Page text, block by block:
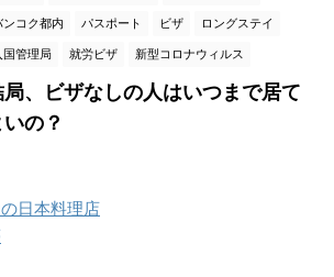
ンコク都内 パスポート ビザ ロングステイ
国管理局 就労ビザ 新型コロナウィルス
局、ビザなしの人はいつまで居て
いの？
日本料理店